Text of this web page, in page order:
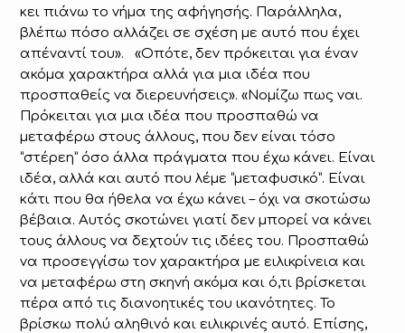
κει πιάνω το νήμα της αφήγησής. Παράλληλα,
βλέπω πόσο αλλάζει σε σχέση με αυτό που έχει
απέναντί του». «Οπότε, δεν πρόκειται για έναν
ακόμα χαρακτήρα αλλά για μια ιδέα που
προσπαθείς να διερευνήσεις». «Νομίζω πως ναι.
Πρόκειται για μια ιδέα που προσπαθώ να
μεταφέρω στους άλλους, που δεν είναι τόσο
“στέρεη” όσο άλλα πράγματα που έχω κάνει. Είναι
ιδέα, αλλά και αυτό που λέμε “μεταφυσικό”. Είναι
κάτι που θα ήθελα να έχω κάνει – όχι να σκοτώσω
βέβαια. Αυτός σκοτώνει γιατί δεν μπορεί να κάνει
τους άλλους να δεχτούν τις ιδέες του. Προσπαθώ
να προσεγγίσω τον χαρακτήρα με ειλικρίνεια και
να μεταφέρω στη σκηνή ακόμα και ό,τι βρίσκεται
πέρα από τις διανοητικές του ικανότητες. Το
βρίσκω πολύ αληθινό και ειλικρινές αυτό. Επίσης,